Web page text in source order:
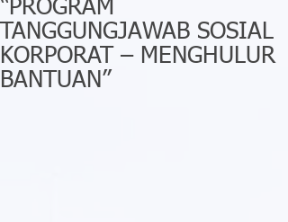
“PROGRAM
TANGGUNGJAWAB SOSIAL
KORPORAT – MENGHULUR
BANTUAN”